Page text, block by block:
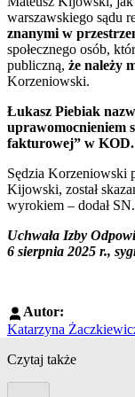
warszawskiego sądu
znanymi w
społecznego osób,
publiczną, że należy
Korzeniowski.
Łukasz Piebiak
uprawomocnieniem
fakturowej” w KOD.
Sędzia Korzeniowski
Kijowski, został
wyrokiem – dodał SN.
Uchwała Izby
6 sierpnia 2025 r.,
Autor:
Katarzyna
Czytaj także